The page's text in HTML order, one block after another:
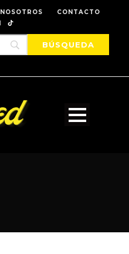
NOSOTROS CONTACTO